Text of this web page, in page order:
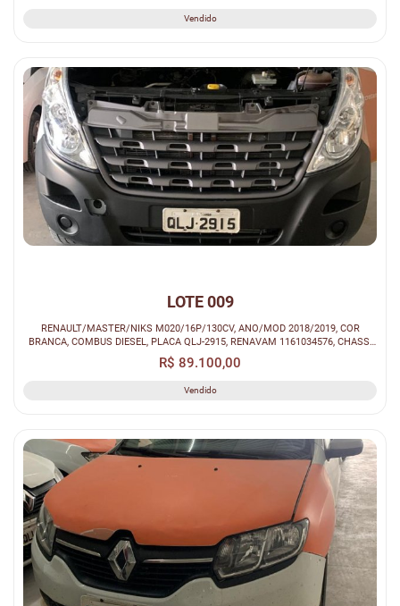
Vendido
LOTE 009
RENAULT/MASTER/NIKS M020/16P/130CV, ANO/MOD 2018/2019, COR
BRANCA, COMBUS DIESEL, PLACA QLJ-2915, RENAVAM 1161034576, CHASSI
93YMAF4XEKJ415....
R$ 89.100,00
Vendido